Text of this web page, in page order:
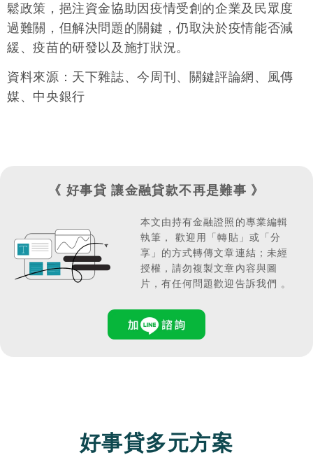
鬆政策，挹注資金協助因疫情受創的企業及民眾度
過難關，但解決問題的關鍵，仍取決於疫情能否減
緩、疫苗的研發以及施打狀況。
資料來源：天下雜誌、今周刊、關鍵評論網、風傳
媒、中央銀行
《 好事貸 讓金融貸款不再是難事 》
本文由持有金融證照的專業編輯
執筆，
歡迎用「轉貼」或「分
享」的方式轉傳文章連結； 未經
授權，請勿複製文章內容與圖
片，有任何問題歡迎告訴我們 。
好事貸多元方案